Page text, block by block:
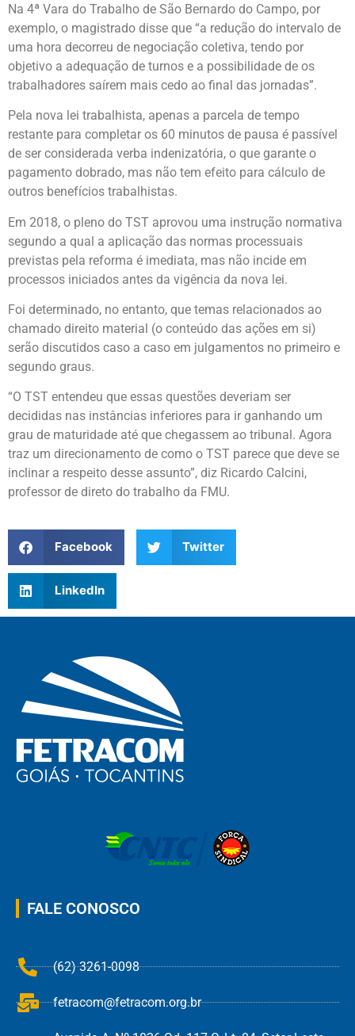
Na 4ª Vara do Trabalho de São Bernardo do Campo, por
exemplo, o magistrado disse que “a redução do intervalo de
uma hora decorreu de negociação coletiva, tendo por
objetivo a adequação de turnos e a possibilidade de os
trabalhadores saírem mais cedo ao final das jornadas”.
Pela nova lei trabalhista, apenas a parcela de tempo
restante para completar os 60 minutos de pausa é passível
de ser considerada verba indenizatória, o que garante o
pagamento dobrado, mas não tem efeito para cálculo de
outros benefícios trabalhistas.
Em 2018, o pleno do TST aprovou uma instrução normativa
segundo a qual a aplicação das normas processuais
previstas pela reforma é imediata, mas não incide em
processos iniciados antes da vigência da nova lei.
Foi determinado, no entanto, que temas relacionados ao
chamado direito material (o conteúdo das ações em si)
serão discutidos caso a caso em julgamentos no primeiro e
segundo graus.
“O TST entendeu que essas questões deveriam ser
decididas nas instâncias inferiores para ir ganhando um
grau de maturidade até que chegassem ao tribunal. Agora
traz um direcionamento de como o TST parece que deve se
inclinar a respeito desse assunto”, diz Ricardo Calcini,
professor de direto do trabalho da FMU.
Facebook Twitter
LinkedIn
FALE CONOSCO
(62) 3261-0098
fetracom@fetracom.org.br